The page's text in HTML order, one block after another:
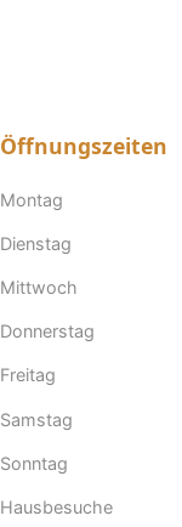
Öffnungszeiten
Montag
Dienstag
Mittwoch
Donnerstag
Freitag
Samstag
Sonntag
Hausbesuche